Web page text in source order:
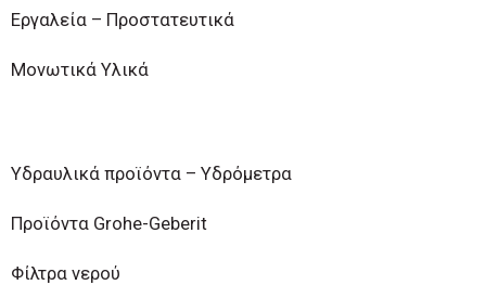
Εργαλεία – Προστατευτικά
Μονωτικά Υλικά
Υδραυλικά προϊόντα – Υδρόμετρα
Προϊόντα Grohe-Geberit
Φίλτρα νερού
2021- 2027) "Πράσινος Μετασχηματισμός της